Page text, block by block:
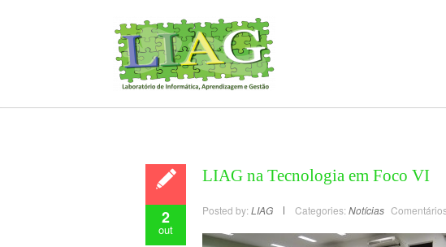
2
out
LIAG na Tecnologia em Foco VI
Posted by: LIAG Categories: Notícias